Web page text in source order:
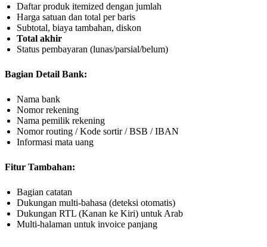
Daftar produk itemized dengan jumlah
Harga satuan dan total per baris
Subtotal, biaya tambahan, diskon
Total akhir
Status pembayaran (lunas/parsial/belum)
Bagian Detail Bank:
Nama bank
Nomor rekening
Nama pemilik rekening
Nomor routing / Kode sortir / BSB / IBAN
Informasi mata uang
Fitur Tambahan:
Bagian catatan
Dukungan multi-bahasa (deteksi otomatis)
Dukungan RTL (Kanan ke Kiri) untuk Arab
Multi-halaman untuk invoice panjang